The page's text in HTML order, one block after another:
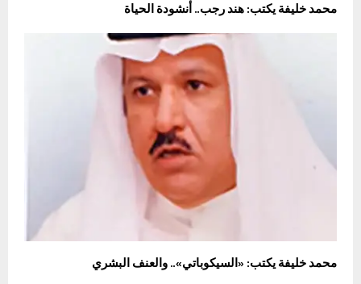
محمد خليفة يكتب: هند رجب.. أنشودة الحياة
محمد خليفة يكتب: «السيكوباتي».. والعنف البشري